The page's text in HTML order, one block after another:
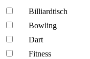
Billiardtisch
Bowling
Dart
Fitness